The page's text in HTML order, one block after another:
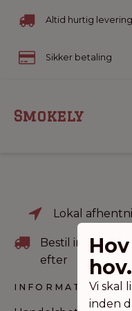
Altid hurtig levering
Sikker betaling
Smokely
Lokal
Bestil inden kl
efter
INFORMATIONVi skal
inden